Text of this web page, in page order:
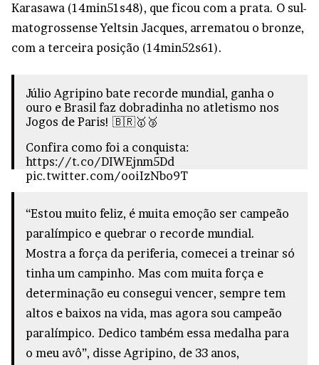
Karasawa (14min51s48), que ficou com a prata. O sul-
matogrossense Yeltsin Jacques, arrematou o bronze,
com a terceira posição (14min52s61).
Júlio Agripino bate recorde mundial, ganha o
ouro e Brasil faz dobradinha no atletismo nos
Jogos de Paris! 🇧🇷🥇🥉
Confira como foi a conquista:
https://t.co/DIWEjnm5Dd
pic.twitter.com/ooiIzNbo9T
(@BraParalimpico)August 30, 2024
“Estou muito feliz, é muita emoção ser campeão
paralímpico e quebrar o recorde mundial.
Mostra a força da periferia, comecei a treinar só
tinha um campinho. Mas com muita força e
determinação eu consegui vencer, sempre tem
altos e baixos na vida, mas agora sou campeão
paralímpico. Dedico também essa medalha para
o meu avô”, disse Agripino, de 33 anos,